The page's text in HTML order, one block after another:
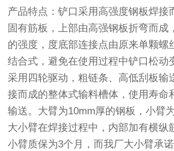
产品特点：铲口采用高强度钢板焊接
固有筋板，上部由高强钢板折弯而成
的强度，度底部连接点由原来单颗螺
结合式，避免在使用过程中铲口松动
采用四轮驱动，粗链条、高低刮板输
接而成的整体式输料槽体，使用寿命
输送。大臂为10mm厚的钢板，小臂
大小臂在焊接过程中，内部加有横纵
小臂质保为3个月，而我厂大小臂承